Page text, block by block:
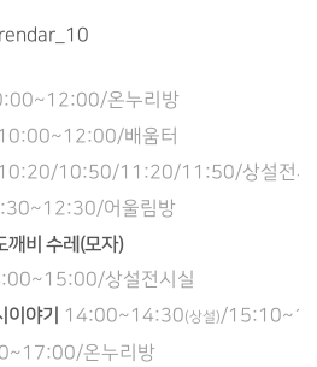
온누리방
10:00~12:00/배움터
10:20/10:50/11:20/11:50/상설전시
어울림방
깨비 수레(모자)
상설전시실
야기 14:00~14:30(상설)/
온누리방